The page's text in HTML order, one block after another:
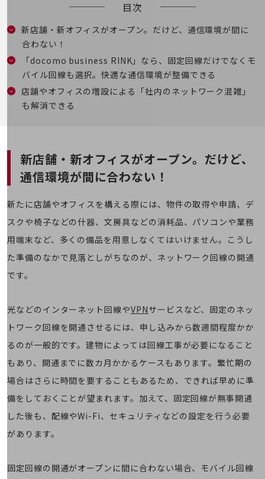
業務支援・マーケティング
災害対策・BCP
課題・ニーズで探す
課題・ニーズで探すTOP
コミュニケーション・情報共有
災害対策
職場環境整備
地域共創・地方創生
セキュリティ対策
顧客体験（CX）改善
人材不足解消
業種・業態で探す
自治体
一次産業
医療・介護
モビリティ
目次
新店舗・新オフィスがオープン。だけど、通信環境が間に
合わない！
「docomo business RINK」なら、固定回線だけでなくモ
バイル回線も選択。快適な通信環境が整備できる
店舗やオフィスの増設による「社内のネットワーク混雑」
も解消できる
新店舗・新オフィスがオープン。 だけど、
通信環境が間に合わない！
新たに店舗やオフィスを構える際には、物件の取得や申請、デ
スクや椅子などの什器、文房具などの消耗品、パソコンや業務
用端末など、多くの備品を用意しなくてはいけません。こうし
た準備のなかで見落としがちなのが、ネットワーク回線の開通
です。
光などのインターネット回線やVPNサービスなど、固定のネッ
トワーク回線を開通させるには、申し込みから数週間程度かか
るのが一般的です。建物によっては回線工事が必要になること
もあり、開通までに数カ月かかるケースもあります。繁忙期の
場合はさらに時間を要することもあるため、できれば早めに準
備をしておくことが望まれます。加えて、固定回線が無事開通
した後も、配線やWi-Fi、セキュリティなどの設定を行う必要
があります。
固定回線の開通がオープンに間に合わない場合、モバイル回線